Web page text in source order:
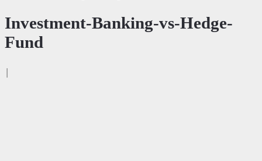
Investment-Banking-vs-Hedge-
Fund
|